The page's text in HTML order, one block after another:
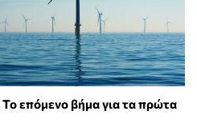
Το επόμενο βήμα για τα πρώτα